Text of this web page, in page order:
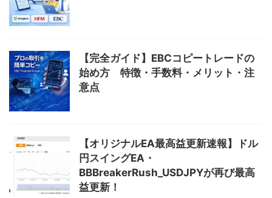
【完全ガイド】EBCコピートレードの
始め方 特徴・手数料・メリット・注
意点
【オリジナルEA最高益更新速報】ドル
円スイングEA・
BBBreakerRush_USDJPYが再び最高
益更新！